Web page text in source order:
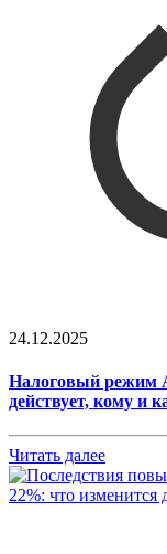
24.12.2025
Налоговый режим
действует, кому и
Читать далее